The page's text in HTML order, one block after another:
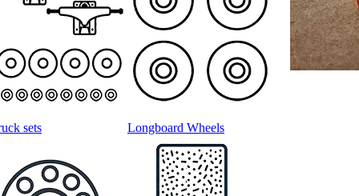
sets Longboard Wheels